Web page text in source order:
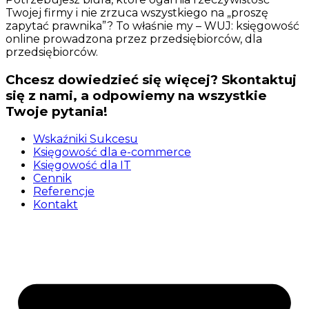
Twojej firmy i nie zrzuca wszystkiego na „proszę
zapytać prawnika”? To właśnie my – WUJ: księgowość
online prowadzona przez przedsiębiorców, dla
przedsiębiorców.
Chcesz dowiedzieć się więcej? Skontaktuj
się z nami, a odpowiemy na wszystkie
Twoje pytania!
Wskaźniki Sukcesu
Księgowość dla e-commerce
Księgowość dla IT
Cennik
Referencje
Kontakt